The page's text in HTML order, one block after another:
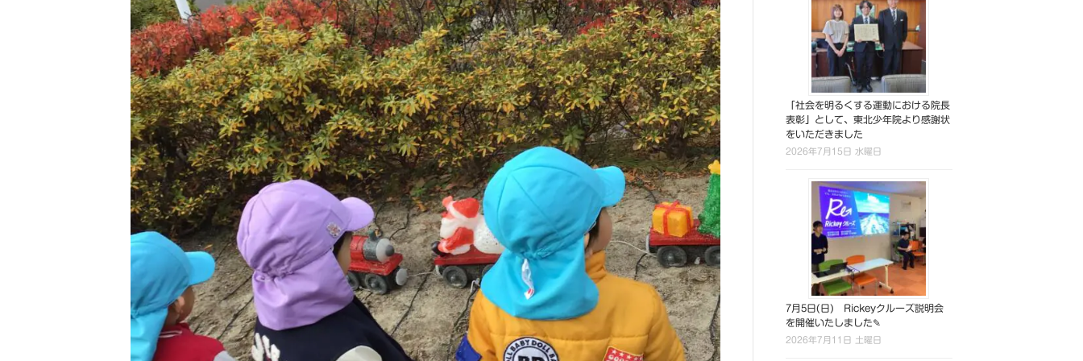
「社会を明るくする運動における院長
表彰」として、東北少年院より感謝状
をいただきました
2026年7月15日 水曜日
7月5日(日) Rickeyクルーズ説明会
を開催いたしました✎
2026年7月11日 土曜日